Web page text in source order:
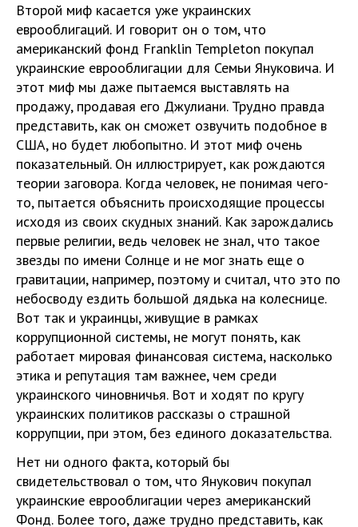
Второй миф касается уже украинских
еврооблигаций. И говорит он о том, что
американский фонд Franklin Templeton покупал
украинские еврооблигации для Семьи Януковича. И
этот миф мы даже пытаемся выставлять на
продажу, продавая его Джулиани. Трудно правда
представить, как он сможет озвучить подобное в
США, но будет любопытно. И этот миф очень
показательный. Он иллюстрирует, как рождаются
теории заговора. Когда человек, не понимая чего-
то, пытается объяснить происходящие процессы
исходя из своих скудных знаний. Как зарождались
первые религии, ведь человек не знал, что такое
звезды по имени Солнце и не мог знать еще о
гравитации, например, поэтому и считал, что это по
небосводу ездить большой дядька на колеснице.
Вот так и украинцы, живущие в рамках
коррупционной системы, не могут понять, как
работает мировая финансовая система, насколько
этика и репутация там важнее, чем среди
украинского чиновничья. Вот и ходят по кругу
украинских политиков рассказы о страшной
коррупции, при этом, без единого доказательства.
Нет ни одного факта, который бы
свидетельствовал о том, что Янукович покупал
украинские еврооблигации через американский
Фонд. Более того, даже трудно представить, как